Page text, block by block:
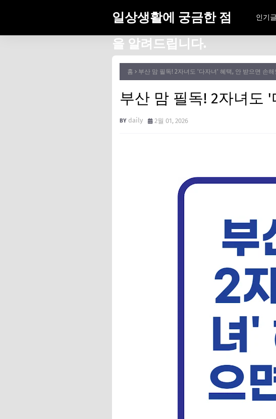
일상생활에 궁금한 점
을 알려드립니다.
인기글
홈 부산 맘 필독! 2자녀도 '다자녀' 혜택, 안 받으면 손해
부산 맘 필독! 2자녀도
daily 2월 01, 2026